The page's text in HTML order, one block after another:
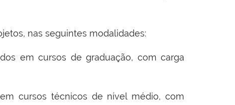
nas seguintes modalidades:
em cursos de graduação, com carga
cursos técnicos de nível médio, com